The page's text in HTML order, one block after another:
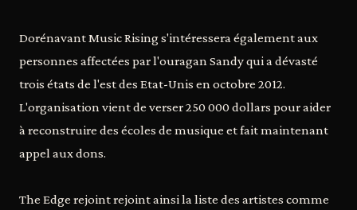
Dorénavant Music Rising s'intéressera également aux
personnes affectées par l'ouragan Sandy qui a dévasté
trois états de l'est des Etat-Unis en octobre 2012.
L'organisation vient de verser 250 000 dollars pour aider
à reconstruire des écoles de musique et fait maintenant
appel aux dons.
The Edge rejoint rejoint ainsi la liste des artistes comme